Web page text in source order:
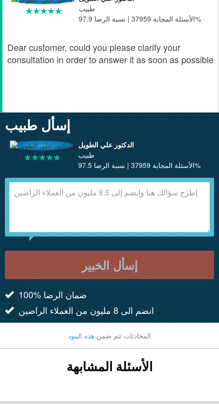
طبيب
الأسئلة المجابة 37959 | نسبة الرضا 97.9%
Dear customer, could you please clarify your
consultation in order to answer it as soon as possible
إسأل طبيب
الدكتور علي الطويل
طبيب
الأسئلة المجابة 37959 | نسبة الرضا 97.5%
إسأل الخبير
100% ضمان الرضا
انضم الى 8 مليون من العملاء الراضين
المحادثات تتم ضمن هذه البنود
الأسئلة المشابهة